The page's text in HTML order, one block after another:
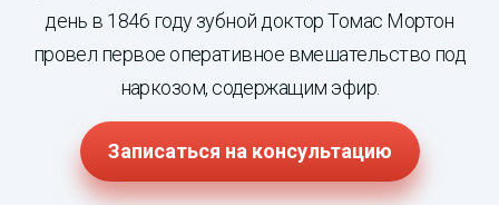
день в 1846 году зубной доктор Томас Мортон
провел первое оперативное вмешательство под
наркозом, содержащим эфир.
Записаться на консультацию